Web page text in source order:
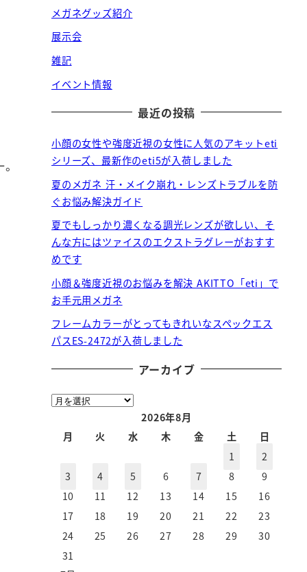
メガネグッズ紹介
展示会
雑記
イベント情報
最近の投稿
小顔の女性や強度近視の女性に人気のアキットeti
シリーズ、最新作のeti5が入荷しました
夏のメガネ 汗・メイク崩れ・レンズトラブルを防
ぐお悩み解決ガイド
夏でもしっかり濃くなる調光レンズが欲しい、そ
んな方にはツァイスのエクストラグレーがおすす
めです
小顔＆強度近視のお悩みを解決 AKITTO「eti」で
お手元用メガネ
フレームカラーがとってもきれいなスペックエス
パスES-2472が入荷しました
アーカイブ
ア
2026年8月
月
火 水 木 金 土
日
1
2
3
4 5 6 7 8
9
10
11 12 13 14 15
16
17
18 19 20 21 22
23
24
25 26 27 28 29
30
31